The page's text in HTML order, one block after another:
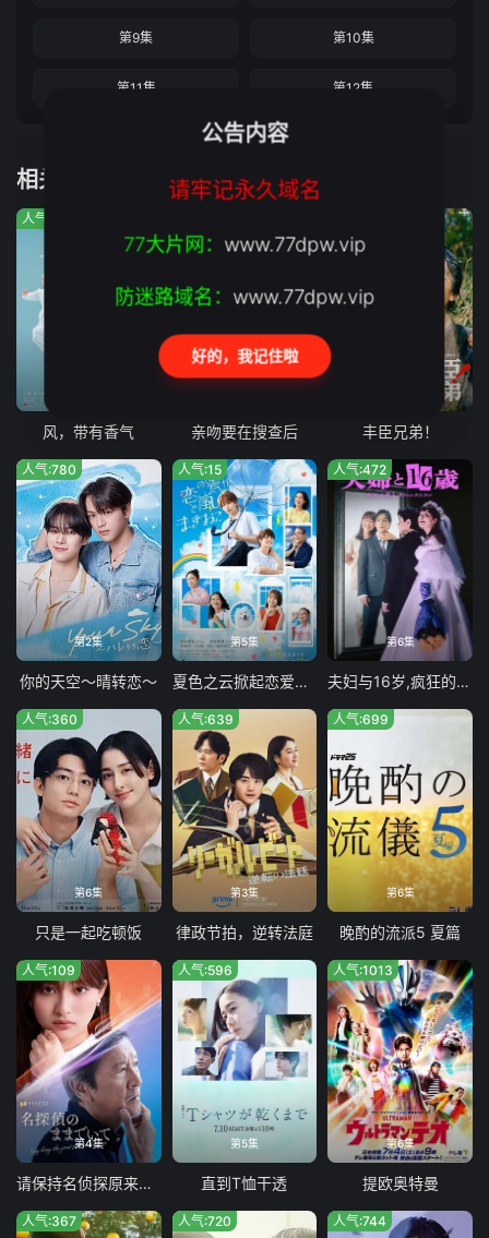
第9集 第10集
第11集 第12集
相关推荐
人气:147
风，带有香气 亲吻要在搜查后 丰臣兄弟！
第2集
人气:780
你的天空～晴转恋～
第5集
人气:15
夏色之云掀起恋爱与风暴
第6集
人气:472
夫妇与16岁,疯狂的邻居
第6集
人气:360
只是一起吃顿饭
第3集
人气:639
律政节拍，逆转法庭
第6集
人气:699
晚酌的流派5 夏篇
第4集
人气:109
请保持名侦探原来的样子
第5集
人气:596
直到T恤干透
第6集
人气:1013
提欧奥特曼
人气:367 人气:720 人气:744
公告内容
请牢记永久域名
77大片网： www.77dpw.vip
防迷路域名： www.77dpw.vip
好的，我记住啦